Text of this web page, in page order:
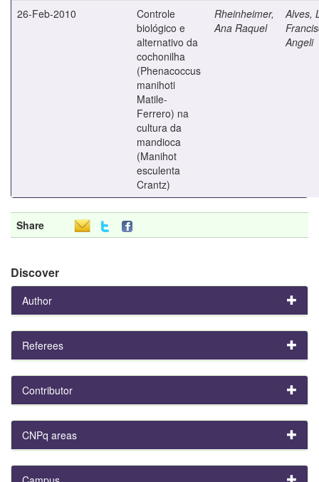
26-Feb-2010
Controle
biológico e
alternativo da
cochonilha
(Phenacoccus
manihoti
Matile-
Ferrero) na
cultura da
mandioca
(Manihot
esculenta
Crantz)
Rheinheimer,
Ana Raquel
Alves,
Angeli
Share
Discover
Author
Referees
Contributor
CNPq areas